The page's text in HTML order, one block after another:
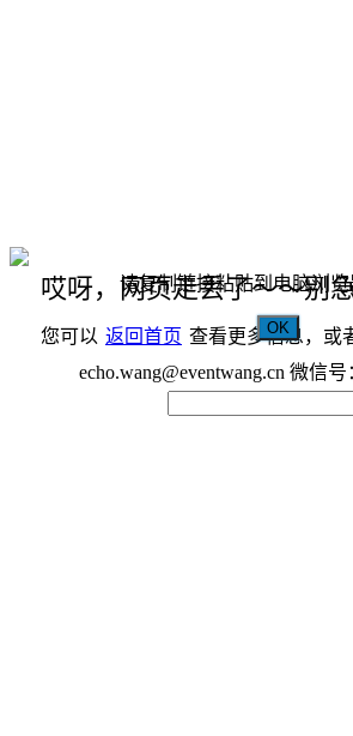
哎呀，网页走丢了～～别
您可以 返回首页 查看更多信息，或
echo.wang@eventwang.cn 微信号
请复制链接粘贴到电脑浏
OK